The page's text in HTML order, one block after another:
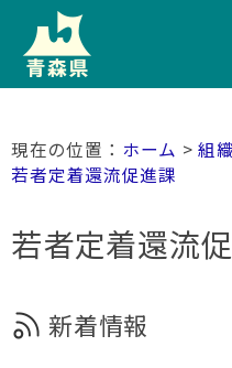
ホーム >組
若者定着還流促進課
若者定着還流
新着情報